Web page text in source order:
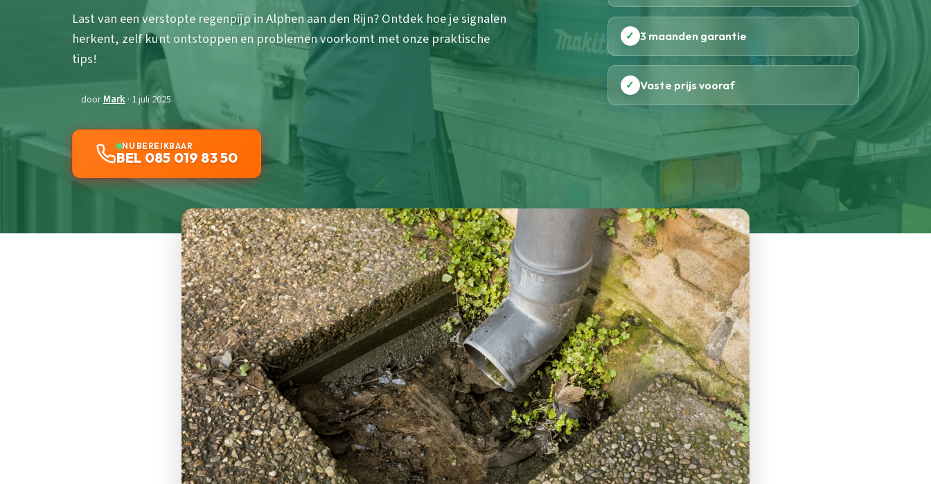
Last van een verstopte regenpijp in Alphen aan den Rijn? Ontdek hoe je signalen
herkent, zelf kunt ontstoppen en problemen voorkomt met onze praktische
tips!
doorMark· 1 juli 2025
NU BEREIKBAAR
BEL 085 019 83 50
✓ 3 maanden garantie
✓ Vaste prijs vooraf